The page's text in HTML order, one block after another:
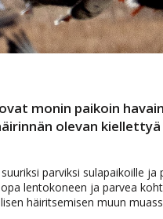
monin paikoin
olevan
parviksi sulapaikoille
lentokoneen ja parvea
häiritsemisen muun